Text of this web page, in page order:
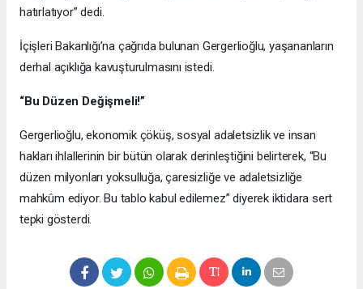
hatırlatıyor” dedi.
İçişleri Bakanlığı’na çağrıda bulunan Gergerlioğlu, yaşananların
derhal açıklığa kavuşturulmasını istedi.
“Bu Düzen Değişmeli!”
Gergerlioğlu, ekonomik çöküş, sosyal adaletsizlik ve insan
hakları ihlallerinin bir bütün olarak derinleştiğini belirterek, “Bu
düzen milyonları yoksulluğa, çaresizliğe ve adaletsizliğe
mahkûm ediyor. Bu tablo kabul edilemez” diyerek iktidara sert
tepki gösterdi.